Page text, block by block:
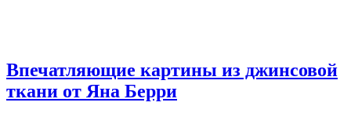
Впечатляющие картины из джинсовой
ткани от Яна Берри